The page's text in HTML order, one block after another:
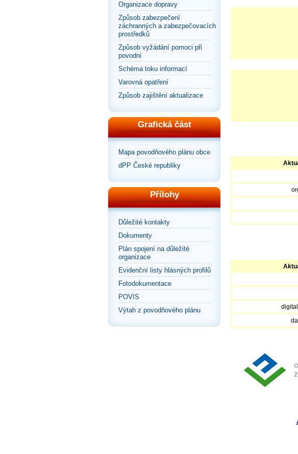
Organizace dopravy
Způsob zabezpečení
záchranných a zabezpečovacích
prostředků
Způsob vyžádání pomoci při
povodni
Schéma toku informací
Varovná opatření
Způsob zajištění aktualizace
Grafická část
Mapa povodňového plánu obce
dPP České republiky
Přílohy
Důležité kontakty
Dokumenty
Plán spojení na důležité
organizace
Evidenční listy hlásných profilů
Fotodokumentace
POVIS
Výtah z povodňového plánu